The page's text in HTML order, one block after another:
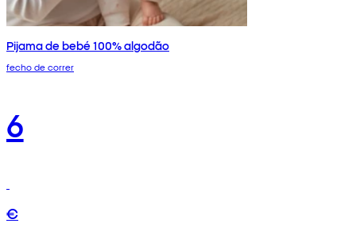
Pijama de bebé 100% algodão
fecho de correr
6
€